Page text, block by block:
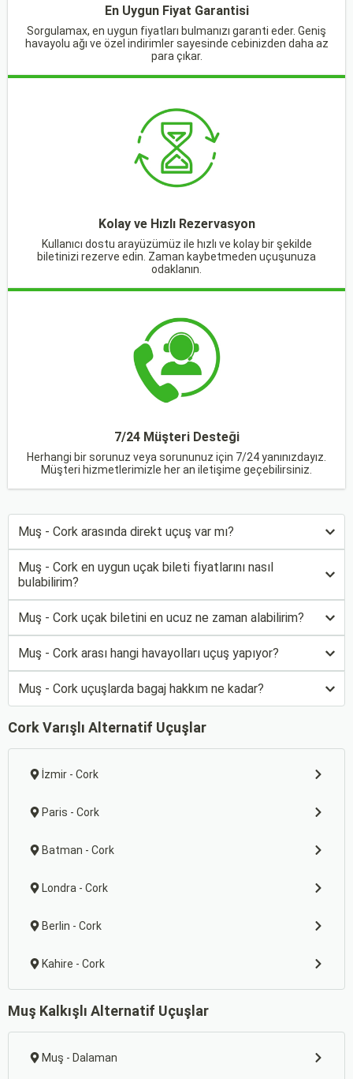
En Uygun Fiyat Garantisi
Sorgulamax, en uygun fiyatları bulmanızı garanti eder. Geniş
havayolu ağı ve özel indirimler sayesinde cebinizden daha az
para çıkar.
Kolay ve Hızlı Rezervasyon
Kullanıcı dostu arayüzümüz ile hızlı ve kolay bir şekilde
biletinizi rezerve edin. Zaman kaybetmeden uçuşunuza
odaklanın.
7/24 Müşteri Desteği
Herhangi bir sorunuz veya sorununuz için 7/24 yanınızdayız.
Müşteri hizmetlerimizle her an iletişime geçebilirsiniz.
Muş - Cork arasında direkt uçuş var mı?
Muş - Cork en uygun uçak bileti fiyatlarını nasıl
bulabilirim?
Muş - Cork uçak biletini en ucuz ne zaman alabilirim?
Muş - Cork arası hangi havayolları uçuş yapıyor?
Muş - Cork uçuşlarda bagaj hakkım ne kadar?
Cork Varışlı Alternatif Uçuşlar
İzmir - Cork
Paris - Cork
Batman - Cork
Londra - Cork
Berlin - Cork
Kahire - Cork
Muş Kalkışlı Alternatif Uçuşlar
Muş - Dalaman